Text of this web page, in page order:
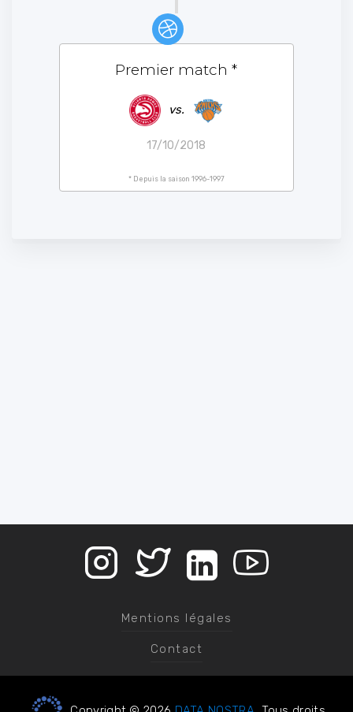
Premier match*
vs.
17/10/2018
* Depuis la saison 1996-1997
Mentions légales
Contact